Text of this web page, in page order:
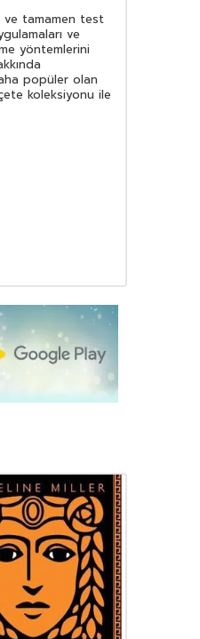
ve tamamen test
ve
yöntemlerini
popüler olan
koleksiyonu ile